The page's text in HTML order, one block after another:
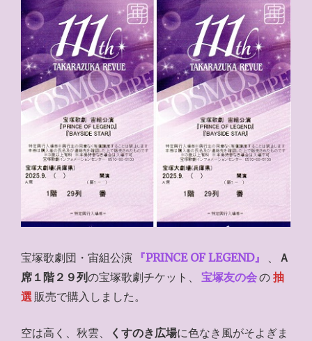
宝塚歌劇団・宙組公演 『PRINCE OF LEGEND』
Ａ
席１階２９列の宝塚歌劇チケット、 宝塚友の会の 抽
選 販売で購入しました。
空は高く、秋雲、 くすのき広場に色なき風がそよぎま